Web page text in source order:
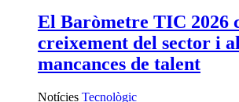
El Baròmetre TIC 2026
creixement del sector i
mancances de talent